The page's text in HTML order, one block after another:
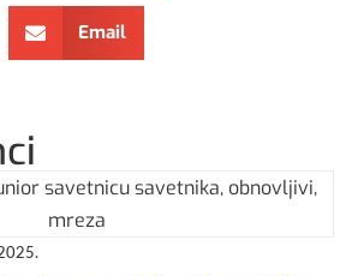
Email